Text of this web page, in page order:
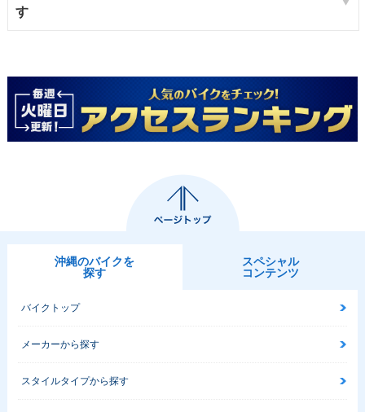
す
沖縄のバイクを
探す
スペシャル
コンテンツ
バイクトップ
メーカーから探す
スタイルタイプから探す